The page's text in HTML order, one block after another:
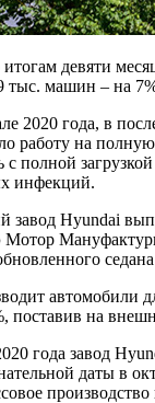
девяти
тыс. машин – на
2020 года, в
работу на
с полной
инфекций.
завод Hyundai
Мотор
автомобили
поставив на
года завод
даты в
производство